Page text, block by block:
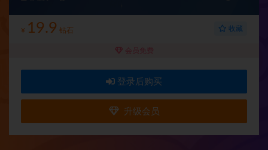
¥ 19.9 钻石 收藏
会员免费
登录后购买
升级会员